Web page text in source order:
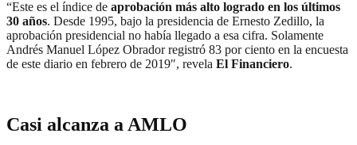
“Este es el índice de aprobación más alto logrado en los últimos
30 años. Desde 1995, bajo la presidencia de Ernesto Zedillo, la
aprobación presidencial no había llegado a esa cifra. Solamente
Andrés Manuel López Obrador registró 83 por ciento en la encuesta
de este diario en febrero de 2019″, revela El Financiero.
Casi alcanza a AMLO